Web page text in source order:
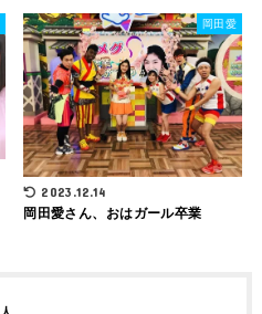
岡田愛
2023.12.14
岡田愛さん、おはガール卒業